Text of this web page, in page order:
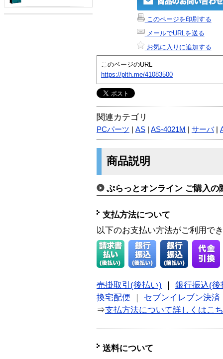
このページを印刷する
メールでURLを送る
お気に入りに追加する
このページのURL
https://plth.me/41083500
関連カテゴリ
PCパーツ AS AS-4021M サーバ|
商品説明
ぷらっとオンライン ご購入の
支払方法について
以下のお支払い方法がご利用で
売掛取引(後払い)
銀行振込(後
換宅配便
セブンイレブン決済
⇒支払方法について詳しくはこ
送料について